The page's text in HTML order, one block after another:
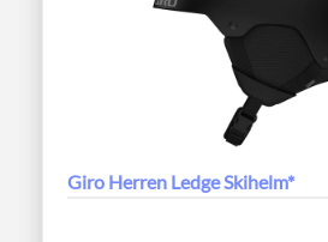
Giro Herren Ledge Skihelm*